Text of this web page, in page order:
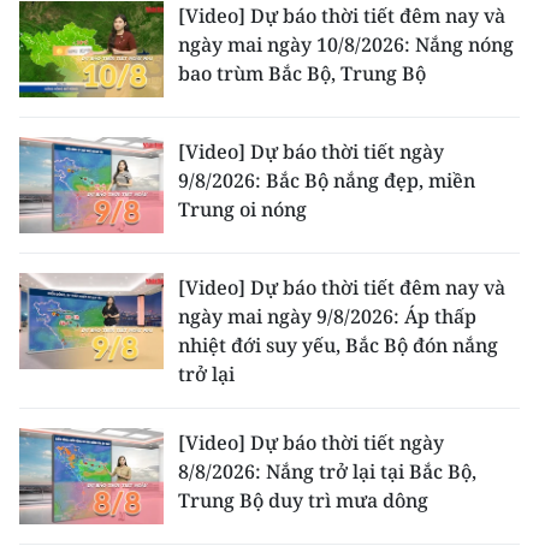
ENGLISH
中文
FRANÇAIS
РУССКИЙ
한국어
[Video] Dự báo thời tiết đêm nay và
ngày mai ngày 10/8/2026: Nắng nóng
bao trùm Bắc Bộ, Trung Bộ
[Video] Dự báo thời tiết ngày
9/8/2026: Bắc Bộ nắng đẹp, miền
Trung oi nóng
[Video] Dự báo thời tiết đêm nay và
ngày mai ngày 9/8/2026: Áp thấp
nhiệt đới suy yếu, Bắc Bộ đón nắng
trở lại
[Video] Dự báo thời tiết ngày
8/8/2026: Nắng trở lại tại Bắc Bộ,
Trung Bộ duy trì mưa dông